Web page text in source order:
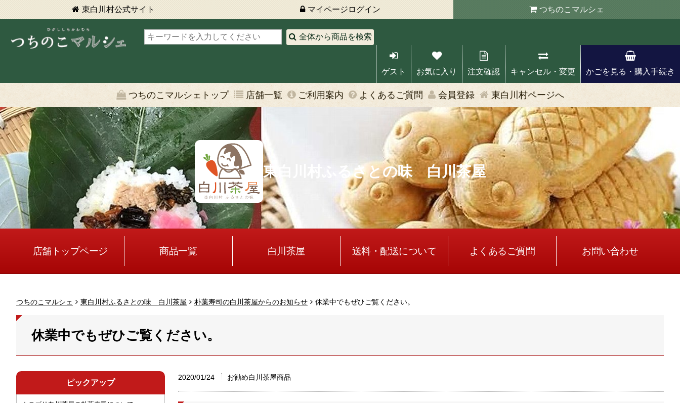
東白川村公式サイト マイページ ログイン つちのこ マルシェ
全体から商品を検索
ゲスト お気に入り 注文確認 キャンセル・変更 かごを見る・購入手続き
つちのこマルシェトップ 店舗一覧 ご利用案内 よくあるご質問 会員登録 東白川村ページへ
東白川村ふるさとの味 白川茶屋
店舗トップページ 商品一覧 白川茶屋 送料・配送について よくあるご質問 お問い合わせ
つちのこマルシェ 東白川村ふるさとの味 白川茶屋 朴葉寿司の白川茶屋からのお知らせ 休業中でもぜひご覧ください。
休業中でもぜひご覧ください。
2020/01/24 お勧め白川茶屋商品
ピックアップ